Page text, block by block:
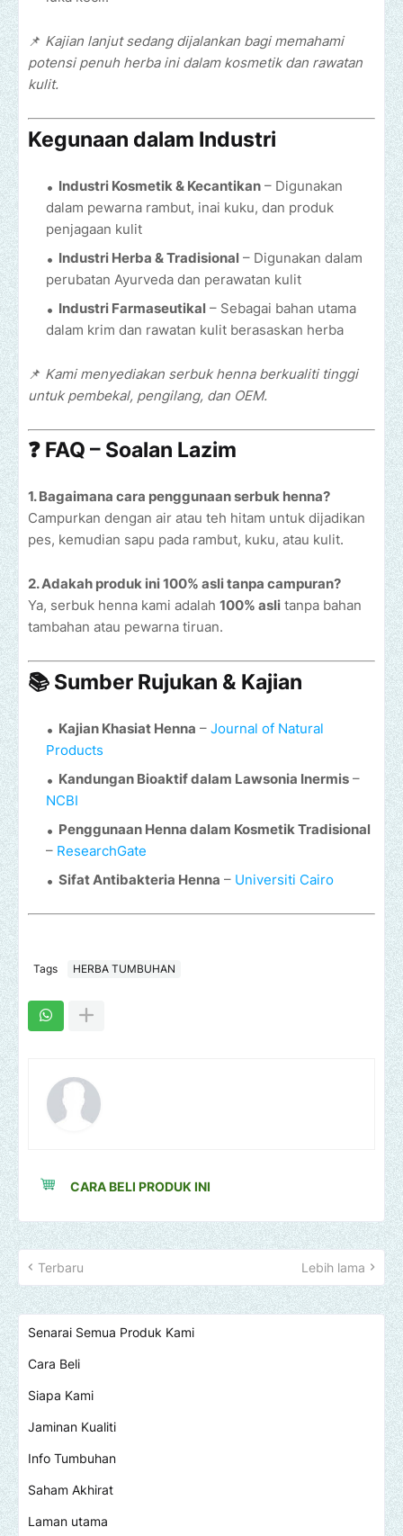
📌 Kajian lanjut sedang dijalankan bagi memahami
potensi penuh herba ini dalam kosmetik dan rawatan
kulit.
Kegunaan dalam Industri
Industri Kosmetik & Kecantikan – Digunakan
dalam pewarna rambut, inai kuku, dan produk
penjagaan kulit
Industri Herba & Tradisional – Digunakan dalam
perubatan Ayurveda dan perawatan kulit
Industri Farmaseutikal – Sebagai bahan utama
dalam krim dan rawatan kulit berasaskan herba
📌 Kami menyediakan serbuk henna berkualiti tinggi
untuk pembekal, pengilang, dan OEM.
❓ FAQ – Soalan Lazim
1. Bagaimana cara penggunaan serbuk henna?
Campurkan dengan air atau teh hitam untuk dijadikan
pes, kemudian sapu pada rambut, kuku, atau kulit.
2. Adakah produk ini 100% asli tanpa campuran?
Ya, serbuk henna kami adalah 100% asli tanpa bahan
tambahan atau pewarna tiruan.
📚 Sumber Rujukan & Kajian
Kajian Khasiat Henna – Journal of Natural
Products
Kandungan Bioaktif dalam Lawsonia Inermis –
NCBI
Penggunaan Henna dalam Kosmetik Tradisional
– ResearchGate
Sifat Antibakteria Henna – Universiti Cairo
Tags HERBA TUMBUHAN
CARA BELI PRODUK INI
Terbaru Lebih lama
Senarai Semua Produk Kami
Cara Beli
Siapa Kami
Jaminan Kualiti
Info Tumbuhan
Saham Akhirat
Laman utama